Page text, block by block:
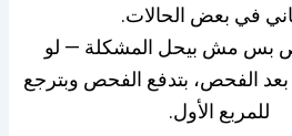
في بعض الحالات.
بس مش بيحل المشكلة — لو
الفحص، بتدفع الفحص وبترجع
للمربع الأول.